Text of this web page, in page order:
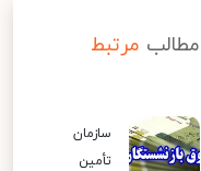
مطالب مرتبط
سازمان
تأمین